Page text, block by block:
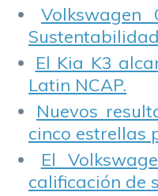
El Kia K3
Latin NCAP.
Nuevos
cinco estrellas
El
calificación de